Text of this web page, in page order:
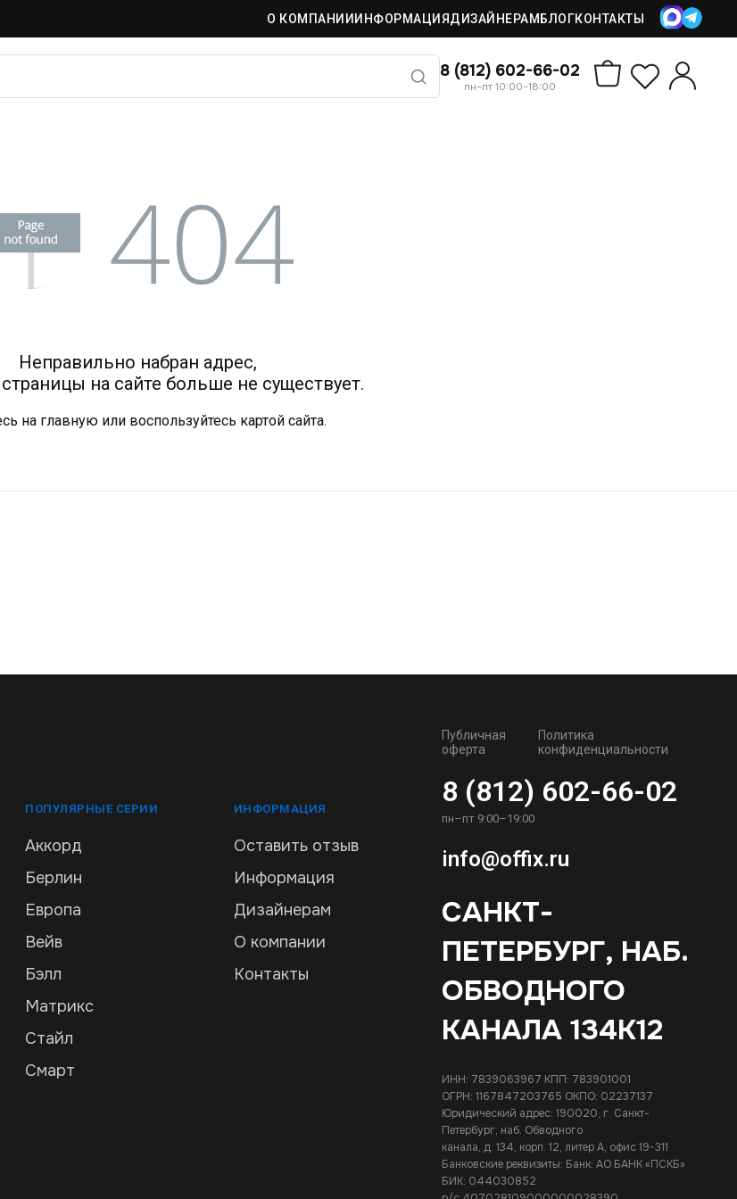
О КОМПАНИИ ИНФОРМАЦИЯДИЗАЙНЕРАМ БЛОГКОНТАКТЫ
8 (812) 602-66-02
пн–пт 10:00–18:00
Неправильно набран адрес,
на сайте больше не существует.
на главную или воспользуйтесь картой сайта.
ПОПУЛЯРНЫЕ СЕРИИ
Аккорд
Берлин
Европа
Вейв
Бэлл
Матрикс
Стайл
Смарт
ИНФОРМАЦИЯ
Оставить отзыв
Информация
Дизайнерам
О компании
Контакты
Публичная
оферта
Политика
конфиденциальности
8 (812) 602-66-02
пн–пт 9:00–19:00
info@offix.ru
САНКТ-
ПЕТЕРБУРГ, НАБ.
ОБВОДНОГО
КАНАЛА 134К12
ИНН: 7839063967 КПП: 783901001
ОГРН: 1167847203765 ОКПО: 02237137
Юридический адрес: 190020, г. Санкт-
Петербург, наб. Обводного
канала, д. 134, корп. 12, литер А, офис 19-311
Банковские реквизиты: Банк: АО БАНК «ПСКБ»
БИК: 044030852